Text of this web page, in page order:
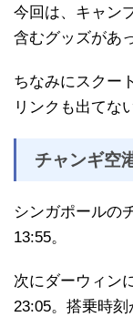
今回は、キャン
含むグッズがあ
ちなみにスクー
リンクも出てな
チャンギ空
シンガポールの
13:55。
次にダーウィン
23:05。搭乗時